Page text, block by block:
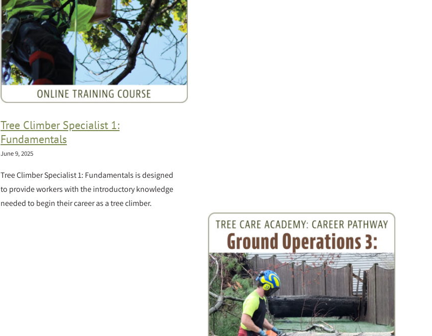
Tree Climber Specialist 1:
Fundamentals
June 9, 2025
Tree Climber Specialist 1: Fundamentals is designed
to provide workers with the introductory knowledge
needed to begin their career as a tree climber.